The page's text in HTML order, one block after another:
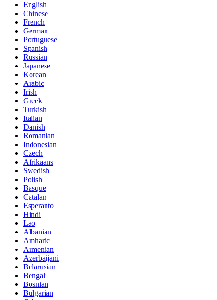
English
Chinese
French
German
Portuguese
Spanish
Russian
Japanese
Korean
Arabic
Irish
Greek
Turkish
Italian
Danish
Romanian
Indonesian
Czech
Afrikaans
Swedish
Polish
Basque
Catalan
Esperanto
Hindi
Lao
Albanian
Amharic
Armenian
Azerbaijani
Belarusian
Bengali
Bosnian
Bulgarian